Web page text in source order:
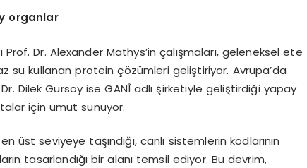
organlar
Prof. Dr. Alexander Mathys’in çalışmaları, geleneksel ete
kullanan protein çözümleri geliştiriyor. Avrupa’da
Dilek Gürsoy ise GANÎ adlı şirketiyle geliştirdiği yapay
için umut sunuyor.
seviyeye taşındığı, canlı sistemlerin kodlarının
tasarlandığı bir alanı temsil ediyor. Bu devrim,